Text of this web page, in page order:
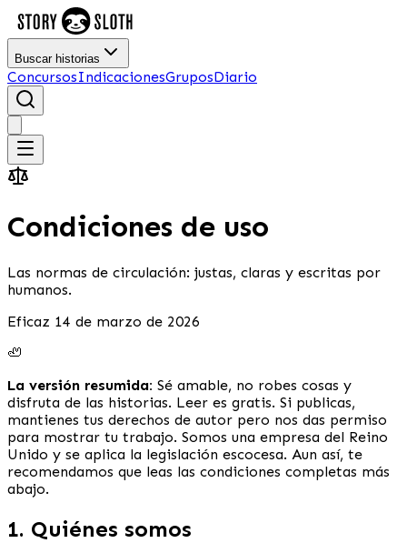
Buscar historias
ConcursosIndicacionesGruposDiario
Condiciones de uso
Las normas de circulación: justas, claras y escritas por
humanos.
Eficaz 14 de marzo de 2026
🦥
La versión resumida: Sé amable, no robes cosas y
disfruta de las historias. Leer es gratis. Si publicas,
mantienes tus derechos de autor pero nos das permiso
para mostrar tu trabajo. Somos una empresa del Reino
Unido y se aplica la legislación escocesa. Aun así, te
recomendamos que leas las condiciones completas más
abajo.
1. Quiénes somos